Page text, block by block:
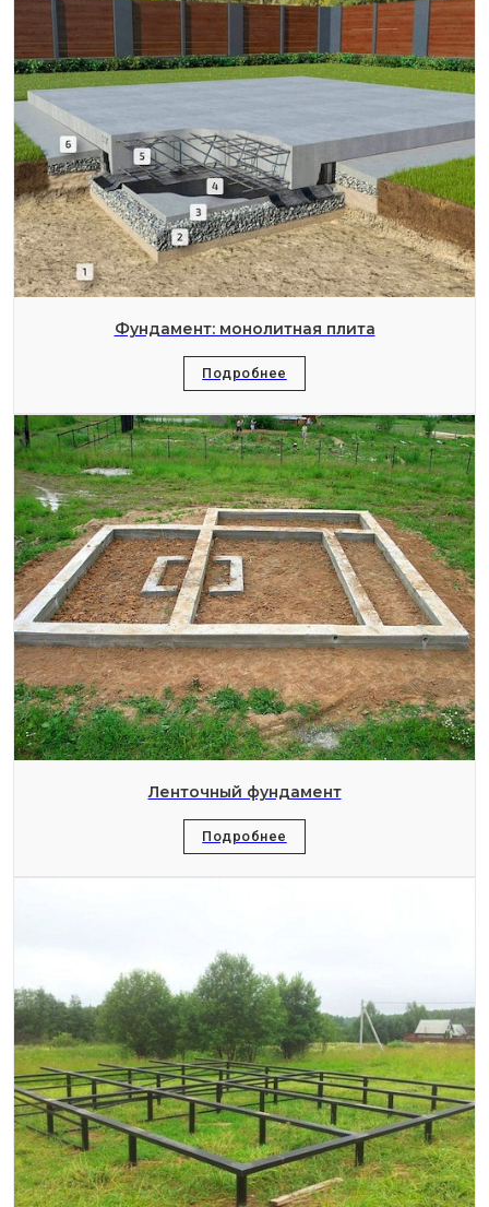
Фундамент: монолитная плита
Подробнее
Ленточный фундамент
Подробнее